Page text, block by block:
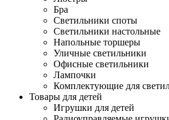
Бра
Светильники споты
Светильники настольные
Напольные торшеры
Уличные светильники
Офисные светильники
Лампочки
Комплектующие для
Товары для детей
Игрушки для детей